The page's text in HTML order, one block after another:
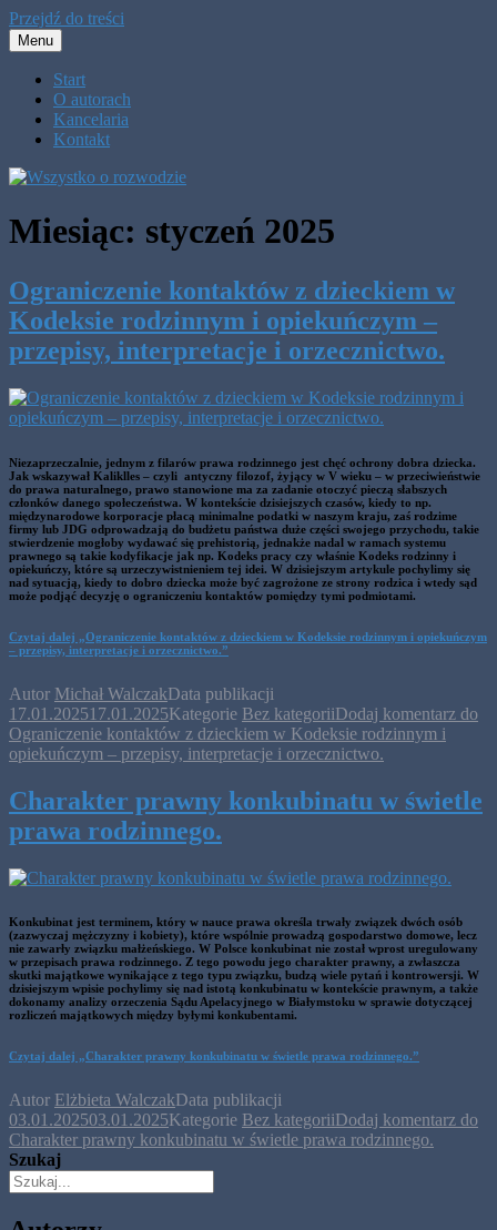
Przejdź do treści
Wszystko o rozwodzie
Walczak Legal
Menu
Start
O autorach
Kancelaria
Kontakt
Miesiąc: styczeń 2025
Ograniczenie kontaktów z dzieckiem w
Kodeksie rodzinnym i opiekuńczym –
przepisy, interpretacje i orzecznictwo.
Niezaprzeczalnie, jednym z filarów prawa rodzinnego jest chęć ochrony dobra dziecka.
Jak wskazywał Kaliklles – czyli antyczny filozof, żyjący w V wieku – w przeciwieństwie
do prawa naturalnego, prawo stanowione ma za zadanie otoczyć pieczą słabszych
członków danego społeczeństwa. W kontekście dzisiejszych czasów, kiedy to np.
międzynarodowe korporacje płacą minimalne podatki w naszym kraju, zaś rodzime
firmy lub JDG odprowadzają do budżetu państwa duże części swojego przychodu, takie
stwierdzenie mogłoby wydawać się prehistorią, jednakże nadal w ramach systemu
prawnego są takie kodyfikacje jak np. Kodeks pracy czy właśnie Kodeks rodzinny i
opiekuńczy, które są urzeczywistnieniem tej idei. W dzisiejszym artykule pochylimy się
nad sytuacją, kiedy to dobro dziecka może być zagrożone ze strony rodzica i wtedy sąd
może podjąć decyzję o ograniczeniu kontaktów pomiędzy tymi podmiotami.
Czytaj dalej „Ograniczenie kontaktów z dzieckiem w Kodeksie rodzinnym i opiekuńczym
– przepisy, interpretacje i orzecznictwo.”
Autor Michał WalczakData publikacji
17.01.202517.01.2025Kategorie Bez kategoriiDodaj komentarz do
Ograniczenie kontaktów z dzieckiem w Kodeksie rodzinnym i
opiekuńczym – przepisy, interpretacje i orzecznictwo.
Charakter prawny konkubinatu w świetle
prawa rodzinnego.
Konkubinat jest terminem, który w nauce prawa określa trwały związek dwóch osób
(zazwyczaj mężczyzny i kobiety), które wspólnie prowadzą gospodarstwo domowe, lecz
nie zawarły związku małżeńskiego. W Polsce konkubinat nie został wprost uregulowany
w przepisach prawa rodzinnego. Z tego powodu jego charakter prawny, a zwłaszcza
skutki majątkowe wynikające z tego typu związku, budzą wiele pytań i kontrowersji. W
dzisiejszym wpisie pochylimy się nad istotą konkubinatu w kontekście prawnym, a także
dokonamy analizy orzeczenia Sądu Apelacyjnego w Białymstoku w sprawie dotyczącej
rozliczeń majątkowych między byłymi konkubentami.
Czytaj dalej „Charakter prawny konkubinatu w świetle prawa rodzinnego.”
Autor Elżbieta WalczakData publikacji
03.01.202503.01.2025Kategorie Bez kategoriiDodaj komentarz do
Charakter prawny konkubinatu w świetle prawa rodzinnego.
Szukaj